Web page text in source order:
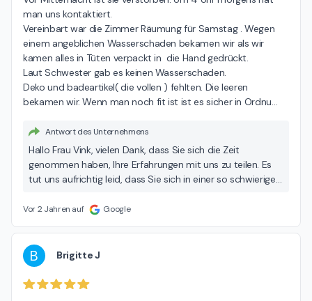
man uns kontaktiert.
Vereinbart war die Zimmer Räumung für Samstag . Wegen
einem angeblichen Wasserschaden bekamen wir als wir
kamen alles in Tüten verpackt in  die Hand gedrückt.
Laut Schwester gab es keinen Wasserschaden.
Deko und badeartikel( die vollen ) fehlten. Die leeren
bekamen wir. Wenn man noch fit ist ist es sicher in Ordnu…
Antwort des Unternehmens
Hallo Frau Vink, vielen Dank, dass Sie sich die Zeit
genommen haben, Ihre Erfahrungen mit uns zu teilen. Es
tut uns aufrichtig leid, dass Sie sich in einer so schwierigen
Anliegen, unsere Bewohner und deren Angehörige in dieser
des Todes Ihrer Mutter kam es zu dieser zeitlichen
Verzögerung bei der Benachrichtigung, weil wir zunächst
die ärztliche Bestätigung des Todes anhand des
Totenscheines abwarten mussten. Hinsichtlich der
Vor 2 Jahren auf Google
B Brigitte J